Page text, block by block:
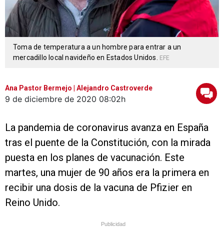
Toma de temperatura a un hombre para entrar a un
mercadillo local navideño en Estados Unidos.
EFE
Ana Pastor Bermejo | Alejandro Castroverde
9 de diciembre de 2020 08:02h
La pandemia de coronavirus avanza en España
tras el puente de la Constitución, con la mirada
puesta en los planes de vacunación. Este
martes, una mujer de 90 años era la primera en
recibir una dosis de la vacuna de Pfizier en
Reino Unido.
Publicidad